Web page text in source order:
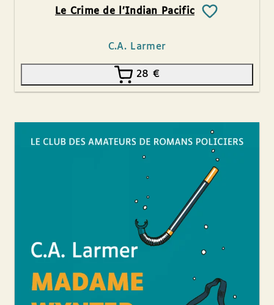
Le Crime de l’Indian Pacific
C.A. Larmer
28 €